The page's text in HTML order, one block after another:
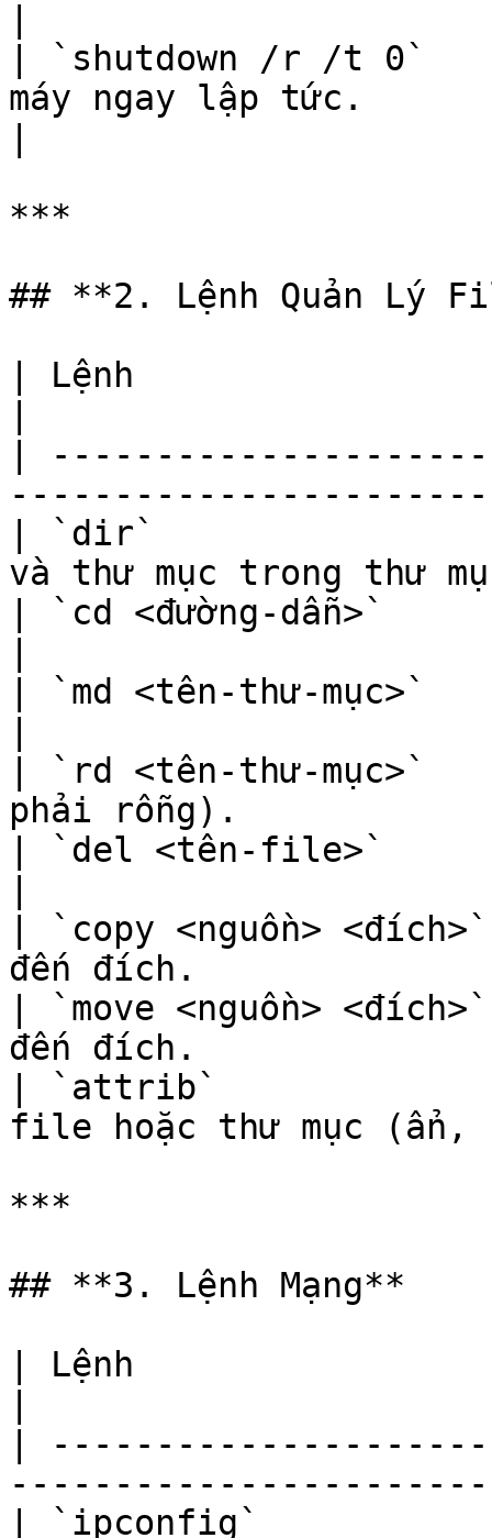
| `shutdown /r /t 0`
máy ngay lập tức.
***
## **2. Lệnh Quản Lý
| Lệnh                  |
|
| `dir`                 |
và thư mục trong
| `cd <đường-dẫn>`
| `md <tên-thư-mục>`
| `rd <tên-thư-mục>`
phải rỗng).
| `del <tên-file>`
| `copy <nguồn>
đến đích.
| `move <nguồn>
đến đích.
| `attrib`              |
file hoặc thư mục
***
## **3. Lệnh Mạng**
| Lệnh
|
| `ipconfig`